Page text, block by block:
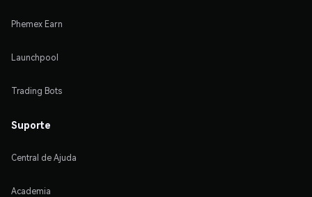
Phemex Earn
Launchpool
Trading Bots
Suporte
Central de Ajuda
Academia